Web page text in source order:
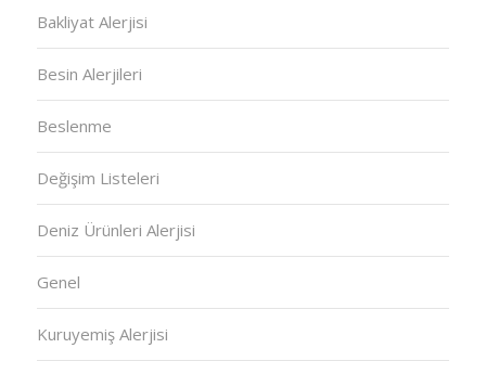
Bakliyat Alerjisi
Besin Alerjileri
Beslenme
Değişim Listeleri
Deniz Ürünleri Alerjisi
Genel
Kuruyemiş Alerjisi